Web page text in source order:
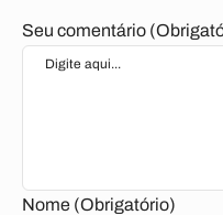
Seu comentário
Nome (Obrigatório)